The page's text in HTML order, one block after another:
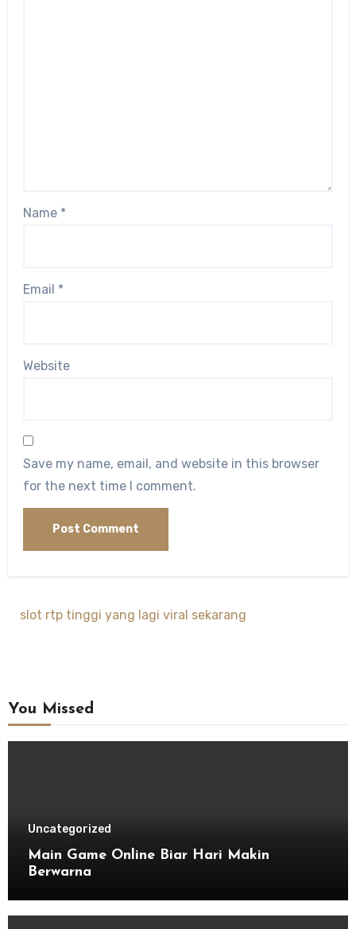
Name *
Email *
Website
Save my name, email, and website in this browser
for the next time I comment.
slot rtp tinggi yang lagi viral sekarang
You Missed
Uncategorized
Main Game Online Biar Hari Makin
Berwarna